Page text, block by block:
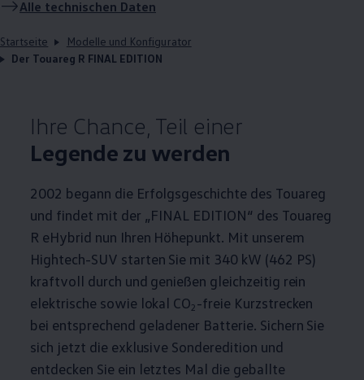
Alle technischen Daten
Startseite
Modelle und Konfigurator
Der Touareg R FINAL EDITION
Ihre Chance, Teil einer
Legende zu werden
2002 begann die Erfolgsgeschichte des Touareg
und findet mit der „FINAL EDITION“ des Touareg
R eHybrid nun Ihren Höhepunkt. Mit unserem
Hightech-SUV starten Sie mit 340 kW (462 PS)
kraftvoll durch und genießen gleichzeitig rein
elektrische sowie lokal CO2 -freie Kurzstrecken
bei entsprechend geladener Batterie. Sichern Sie
sich jetzt die exklusive Sonderedition und
entdecken Sie ein letztes Mal die geballte